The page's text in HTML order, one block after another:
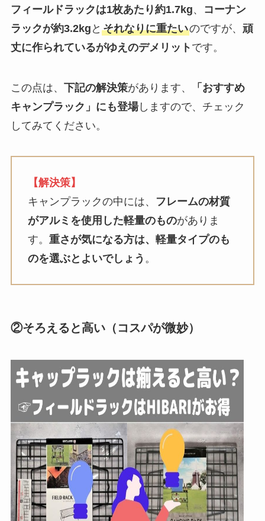
フィールドラックは1枚あたり約1.7kg、
コーナン
ラックが約3.2kg と それなりに重たいのですが、 頑
丈に作られているがゆえのデメリット です。
この点は、 下記の解決策があります、
「おすすめ
キャンプラック」にも登場しますので、チェック
してみてください。
【解決策】
キャンプラックの中には、
フレームの材質
がアルミを使用した軽量のものがありま
す。 重さが気になる方は、軽量タイプのも
のを選ぶとよいでしょう 。
②そろえると高い（コスパが微妙）